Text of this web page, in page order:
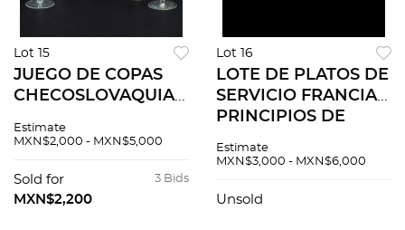
Lot 15
JUEGO DE COPAS
CHECOSLOVAQUIA
en cristal de
diferentes colores
Decoración facetada
Estimate
MXN$2,000 - MXN$5,000
3 Bids
Sold for
MXN$2,200
Lot 16
LOTE DE PLATOS DE
SERVICIO FRANCIA
PRINCIPIOS DE
Elaborados en
Limoges Decoración
Estimate
MXN$3,000 - MXN$6,000
Unsold